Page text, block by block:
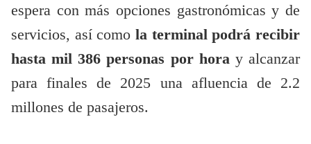
espera con más opciones gastronómicas y de
servicios, así como la terminal podrá recibir
hasta mil 386 personas por hora y alcanzar
para finales de 2025 una afluencia de 2.2
millones de pasajeros.